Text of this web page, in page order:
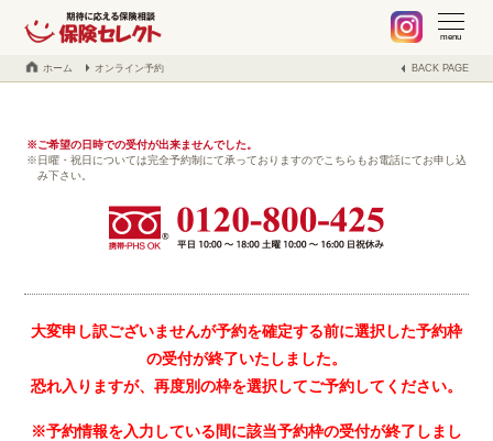
札幌 保険の不安や疑問、お気軽に何でもご相談ください。保険見
当社でご契約中のお客様へ
取扱保険会社
会社案内
不動産事業の紹介
ブログ
menu
ホーム オンライン予約 BACK PAGE
ご希望の日時での受付が出来ませんでした。
日曜・祝日については完全予約制にて承っておりますのでこちらもお電話にてお申し込
み下さい。
大変申し訳ございませんが予約を確定する前に選択した予約枠
の受付が終了いたしました。
恐れ入りますが、再度別の枠を選択してご予約してください。
※予約情報を入力している間に該当予約枠の受付が終了しまし